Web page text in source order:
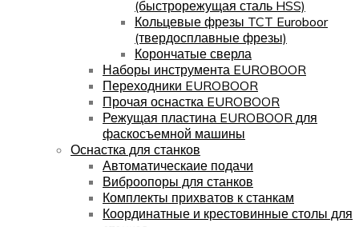
(быстрорежущая сталь HSS)
Кольцевые фрезы TCT Euroboor
(твердосплавные фрезы)
Корончатые сверла
Наборы инструмента EUROBOOR
Переходники EUROBOOR
Прочая оснастка EUROBOOR
Режущая пластина EUROBOOR для
фаскосъемной машины
Оснастка для станков
Автоматическаие подачи
Виброопоры для станков
Комплекты прихватов к станкам
Координатные и крестовинные столы для